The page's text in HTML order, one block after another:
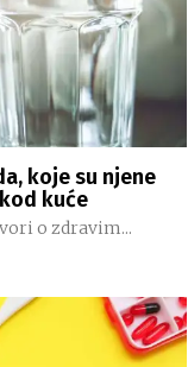
koje su njene
kuće
o zdravim...